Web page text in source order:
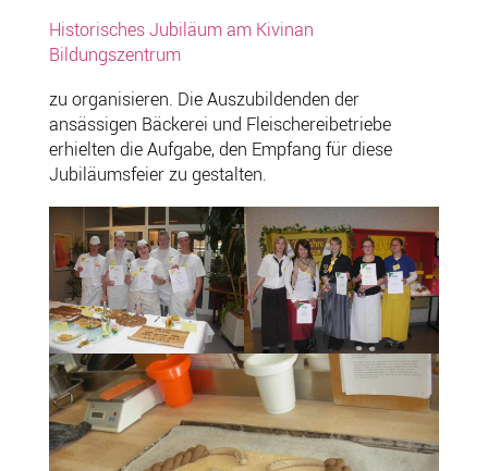
Historisches Jubiläum am Kivinan
Bildungszentrum
zu organisieren. Die Auszubildenden der
ansässigen Bäckerei und Fleischereibetriebe
erhielten die Aufgabe, den Empfang für diese
Jubiläumsfeier zu gestalten.